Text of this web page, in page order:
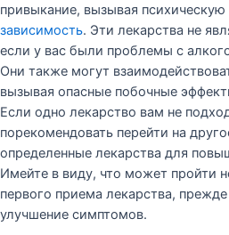
привыкание, вызывая
зависимость. Эти лекарства не
если у вас были проблемы с
Они также могут
вызывая опасные побочные
Если одно лекарство вам не
порекомендовать перейти на
определенные лекарства для
Имейте в виду, что может пройти
первого приема лекарства,
улучшение симптомов.